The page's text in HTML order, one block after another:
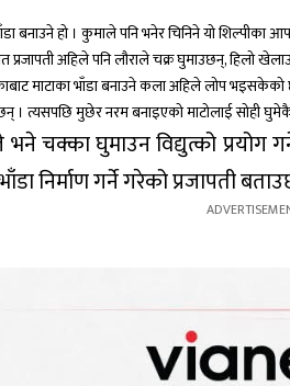
बनाउने हो । कुमाले पनि भनेर चिनिने यो
प्रजापती अहिले पनि लौराले चक्र घुमाउछन्, हिलो
माटाका भाँडा बनाउने कला अहिले लोप
। त्यसपछि मुछेर नरम बनाइएको माटोलाई सोही
चक्का घुमाउन विद्युत्को प्रयोग
निर्माण गर्ने गरेको प्रजापती